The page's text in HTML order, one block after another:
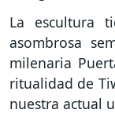
La escultura
asombrosa
milenaria
ritualidad de
nuestra actual